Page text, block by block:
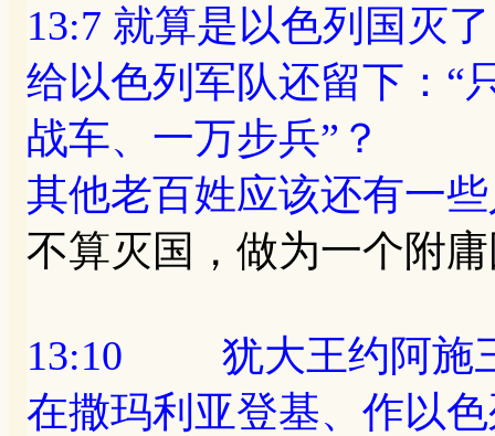
13:7 就算是以色列国灭
给以色列军队还留下：“
战车、一万步兵”？
其他老百姓应该还有一
不算灭国，做为一个附
13:10 犹大王约阿施三
在撒玛利亚登基、作以